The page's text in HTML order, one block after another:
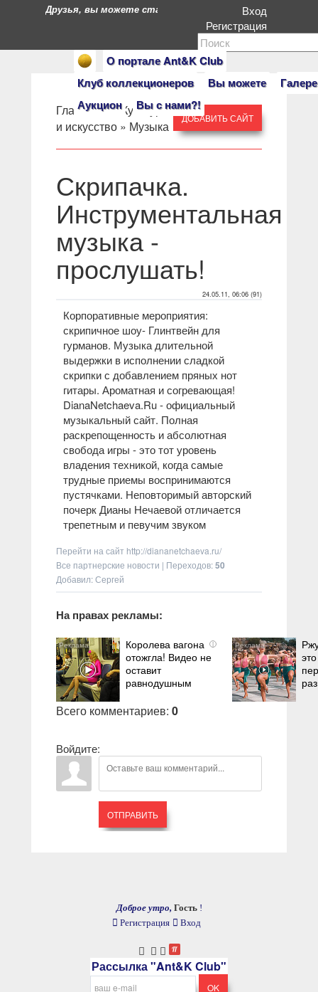
О портале Ant&K Club
Клуб коллекционеров
Вы можете
Аукцион
Вы с нами?!
Друзья, вы можете стать героями нашего портала.
Вход
Регистрация
Главная» »Культура
и искусство » Музыка
ДОБАВИТЬ САЙТ
Скрипачка.
Инструментальная
музыка -
прослушать!
24.05.11, 06:06 (91)
Корпоративные мероприятия:
скрипичное шоу- Глинтвейн для
гурманов. Музыка длительной
выдержки в исполнении сладкой
скрипки с добавлением пряных нот
гитары. Ароматная и согревающая!
DianaNetchaeva.Ru - официальный
музыкальный сайт. Полная
раскрепощенность и абсолютная
свобода игры - это тот уровень
владения техникой, когда самые
трудные приемы воспринимаются
пустячками. Неповторимый авторский
почерк Дианы Нечаевой отличается
трепетным и певучим звуком
Перейти на сайт http://diananetchaeva.ru/
Все партнерские новости | Переходов:50
Добавил: Сергей
На правах рекламы:
i
Королева вагона
отожгла! Видео не
оставит
равнодушным
раз
Всего комментариев: 0
Войдите:
ОТПРАВИТЬ
Доброе утро, Гость !
Регистрация
Вход
Рассылка "Ant&K Club"